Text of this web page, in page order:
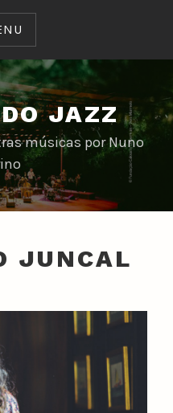
JAZZ
músicas por Nuno
JUNCAL